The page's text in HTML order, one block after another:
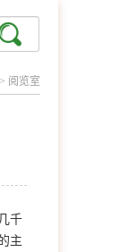
> 阅览室
千
主